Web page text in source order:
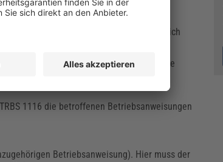
sicheren Verwendung
bestimmter
erfolgen. Form und Sprache orientieren sich
anbieten. Diese müssen jedoch die
dürfen sie nur als Alternative zur
1116 die betroffenen Betriebsanweisungen
Betriebsanweisung). Hier muss der